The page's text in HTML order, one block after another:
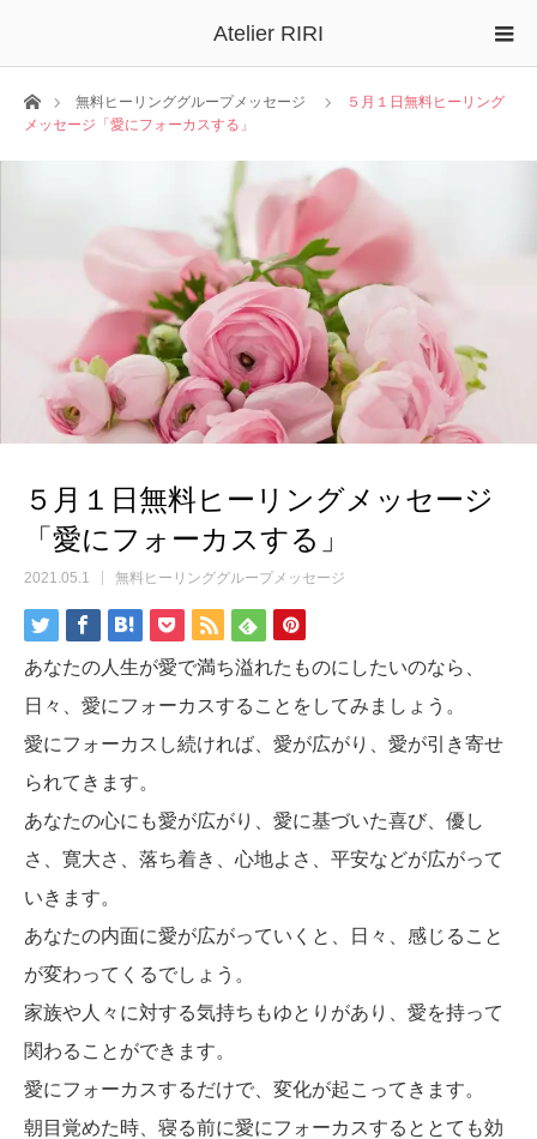
Atelier RIRI
ホーム無料ヒーリンググループメッセージ
５月１日無料ヒーリング
メッセージ「愛にフォーカスする」
５月１日無料ヒーリングメッセージ
「愛にフォーカスする」
2021.05.1 無料ヒーリンググループメッセージ
あなたの人生が愛で満ち溢れたものにしたいのなら、
日々、愛にフォーカスすることをしてみましょう。
愛にフォーカスし続ければ、愛が広がり、愛が引き寄せ
られてきます。
あなたの心にも愛が広がり、愛に基づいた喜び、優し
さ、寛大さ、落ち着き、心地よさ、平安などが広がって
いきます。
あなたの内面に愛が広がっていくと、日々、感じること
が変わってくるでしょう。
家族や人々に対する気持ちもゆとりがあり、愛を持って
関わることができます。
愛にフォーカスするだけで、変化が起こってきます。
朝目覚めた時、寝る前に愛にフォーカスするととても効